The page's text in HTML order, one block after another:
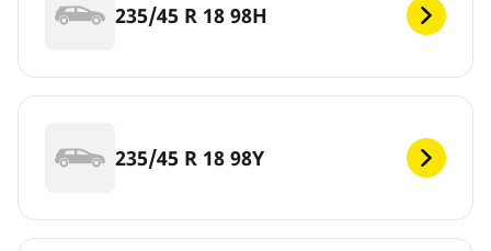
235/45 R 18 98H
235/45 R 18 98Y